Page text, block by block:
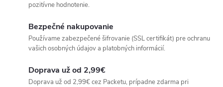
pozitívne hodnotenie.
Bezpečné nakupovanie
Používame zabezpečené šifrovanie (SSL certifikát) pre ochranu
vašich osobných údajov a platobných informácií.
Doprava už od 2,99€
Doprava už od 2,99€ cez Packetu, prípadne zdarma pri